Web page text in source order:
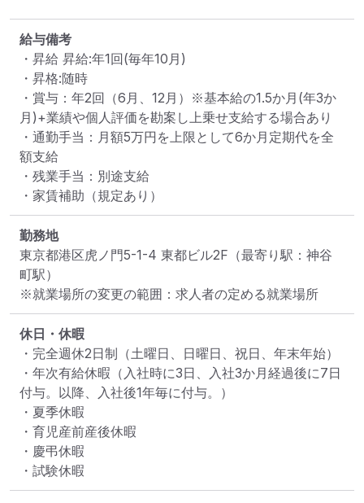
給与備考
・昇給 昇給:年1回(毎年10月)
・昇格:随時
・賞与：年2回（6月、12月）※基本給の1.5か月(年3か
月)+業績や個人評価を勘案し上乗せ支給する場合あり
・通勤手当：月額5万円を上限として6か月定期代を全
額支給
・残業手当：別途支給
・家賃補助（規定あり）
勤務地
東京都港区虎ノ門5-1-4 東都ビル2F （最寄り駅：神谷
町駅）
※就業場所の変更の範囲：求人者の定める就業場所
休日・休暇
・完全週休2日制（土曜日、日曜日、祝日、年末年始）
・年次有給休暇（入社時に3日、入社3か月経過後に7日
付与。以降、入社後1年毎に付与。）
・夏季休暇
・育児産前産後休暇
・慶弔休暇
・試験休暇